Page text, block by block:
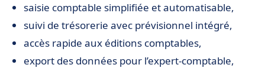
saisie comptable simplifiée et automatisable,
suivi de trésorerie avec prévisionnel intégré,
accès rapide aux éditions comptables,
export des données pour l’expert-comptable,